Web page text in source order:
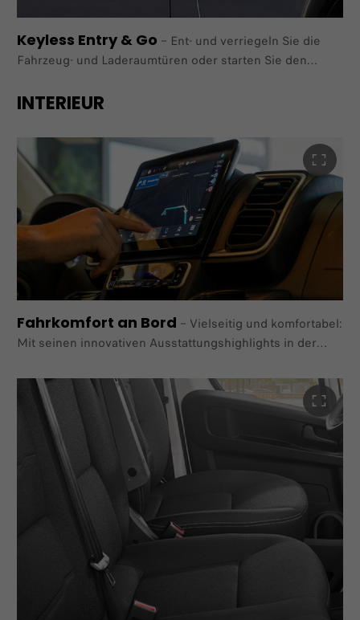
Keyless Entry & Go – Ent- und verriegeln Sie die
Fahrzeug- und Laderaumtüren oder starten Sie den
fahren" verfügbar.
INTERIEUR
Fahrkomfort an Bord – Vielseitig und komfortabel:
Mit seinen innovativen Ausstattungshighlights in der
ideal während Ihres Arbeitsalltags.